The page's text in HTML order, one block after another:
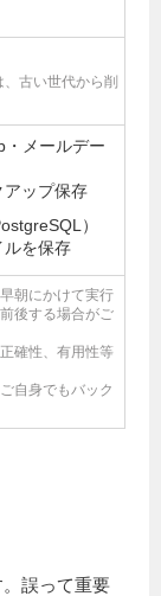
古い世代から削
メールデー
アップ保存
）
ルを保存
朝にかけて実行
後する場合がご
確性、有用性等
自身でもバック
誤って重要